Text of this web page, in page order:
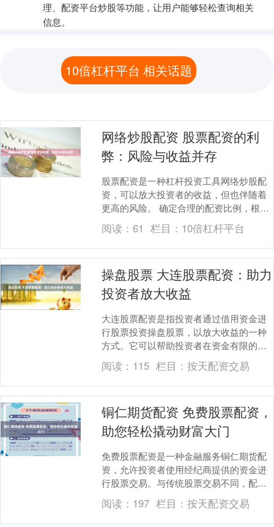
理、配资平台炒股等功能，让用户能够轻松查询相关
信息。
10倍杠杆平台 相关话题
网络炒股配资 股票配资的利
弊：风险与收益并存
股票配资是一种杠杆投资工具网络炒股配
资，可以放大投资者的收益，但也伴随着
更高的风险。 确定合理的配资比例，根据
自身资金实力和风险承受能力，控制杠杆
倍数。同时，设....
阅读：61 栏目： 10倍杠杆平台
操盘股票 大连股票配资：助力
投资者放大收益
大连股票配资是指投资者通过借用资金进
行股票投资操盘股票，以放大收益的一种
方式。它可以帮助投资者在资金有限的情
况下，获得更高的投资回报。 * **监管资
质：**选....
阅读： 115 栏目： 按天配资交易
铜仁期货配资 免费股票配资，
助您轻松撬动财富大门
免费股票配资是一种金融服务铜仁期货配
资，允许投资者使用经纪商提供的资金进
行股票交易。与传统股票交易不同，配资
交易可以放大投资者的资金，从而获得更
高的潜在收益。 ....
阅读： 197 栏目： 按天配资交易